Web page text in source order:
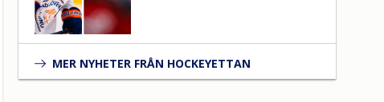
MER NYHETER FRÅN HOCKEYETTAN